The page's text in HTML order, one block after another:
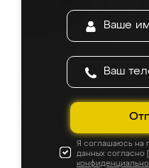
Я соглашаюсь на
данных согласно